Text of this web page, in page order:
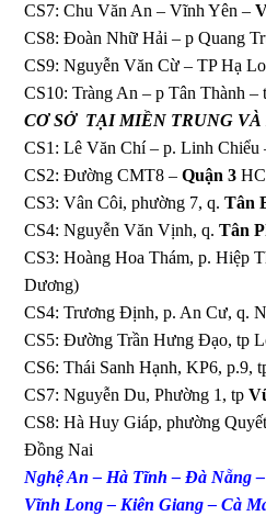
CS7: Chu Văn An – Vĩnh Yên –
CS8: Đoàn Nhữ Hải – p Quang
CS9: Nguyễn Văn Cừ – TP Hạ
CS10: Tràng An – p Tân Thành –
CƠ SỞ TẠI MIỀN TRUNG
CS1: Lê Văn Chí – p. Linh
CS2: Đường CMT8 –Quận 3
CS3: Vân Côi, phường 7, q.Tân
CS4: Nguyễn Văn Vịnh, q.Tân
CS3: Hoàng Hoa Thám, p. Hiệp
Dương)
CS4: Trương Định, p. An Cư, q.
CS5: Đường Trần Hưng Đạo, tp
CS6: Thái Sanh Hạnh, KP6, p.9,
CS7: Nguyễn Du, Phường 1, tp
CS8: Hà Huy Giáp, phường
Đồng Nai
Nghệ An – Hà Tĩnh – Đà Nẵng
Vĩnh Long – Kiên Giang – Cà